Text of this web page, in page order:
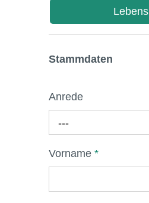
Stammdaten
Anrede
---
Vorname *